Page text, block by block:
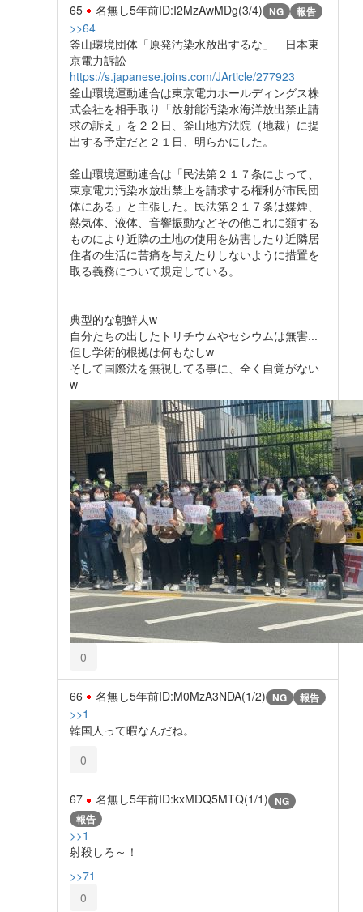
65 名無し5年前ID:I2MzAwMDg(3/4) NG 報告
>>64
釜山環境団体「原発汚染水放出するな」 日本東
京電力訴訟
https://s.japanese.joins.com/JArticle/277923
釜山環境運動連合は東京電力ホールディングス株
式会社を相手取り「放射能汚染水海洋放出禁止請
求の訴え」を２２日、釜山地方法院（地裁）に提
出する予定だと２１日、明らかにした。
釜山環境運動連合は「民法第２１７条によって、
東京電力汚染水放出禁止を請求する権利が市民団
体にある」と主張した。民法第２１７条は媒煙、
熱気体、液体、音響振動などその他これに類する
ものにより近隣の土地の使用を妨害したり近隣居
住者の生活に苦痛を与えたりしないように措置を
取る義務について規定している。
典型的な朝鮮人w
自分たちの出したトリチウムやセシウムは無害...
但し学術的根拠は何もなしw
そして国際法を無視してる事に、全く自覚がない
w
0
66 名無し5年前ID:M0MzA3NDA(1/2) NG 報告
>>1
韓国人って暇なんだね。
0
67 名無し5年前ID:kxMDQ5MTQ(1/1) NG
報告
>>1
射殺しろ～！
>>71
0